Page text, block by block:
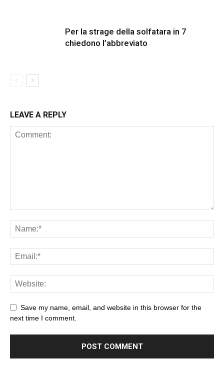
Per la strage della solfatara in 7
chiedono l’abbreviato
LEAVE A REPLY
Save my name, email, and website in this browser for the
next time I comment.